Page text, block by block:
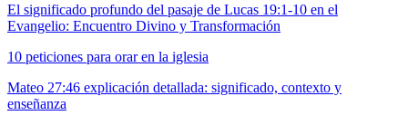
El significado profundo del pasaje de Lucas 19:1-10 en el
Evangelio: Encuentro Divino y Transformación
10 peticiones para orar en la iglesia
Mateo 27:46 explicación detallada: significado, contexto y
enseñanza